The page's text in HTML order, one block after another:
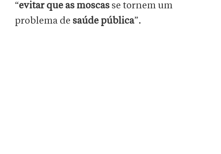
“evitar que as moscas se tornem um
problema de saúde pública”.